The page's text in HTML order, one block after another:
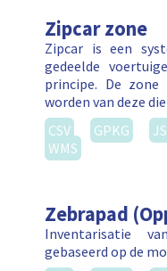
Zipcar zone
Zipcar is een
gedeelde
principe. De
worden van deze
CSV
GPKG
WMS
Zebrapad
Inventarisatie
gebaseerd op de